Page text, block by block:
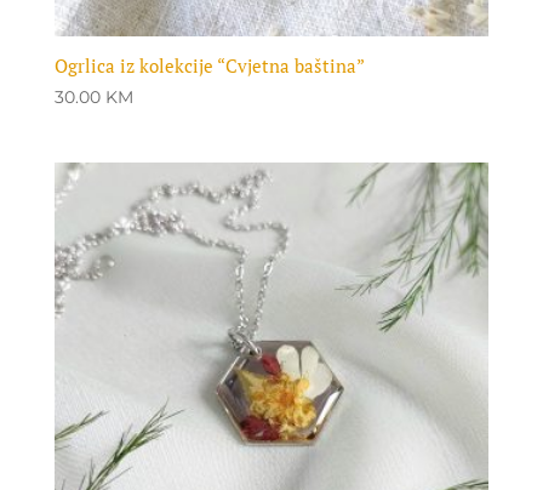
Ogrlica iz kolekcije “Cvjetna baština”
30.00 KM